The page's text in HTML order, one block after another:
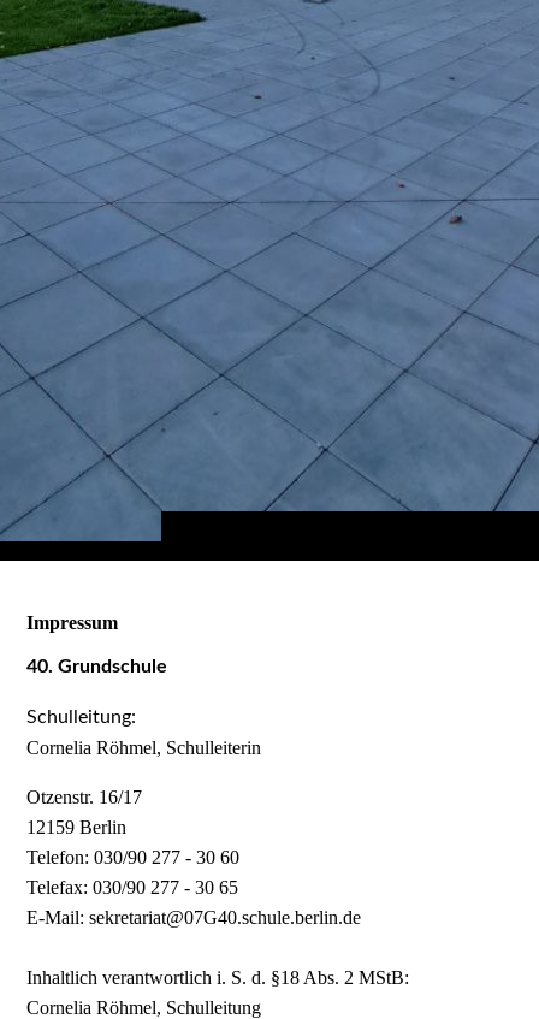
Impressum
40. Grundschule
Schulleitung:
Cornelia Röhmel, Schulleiterin
Otzenstr. 16/17
12159 Berlin
Telefon: 030/90 277 - 30 60
Telefax: 030/90 277 - 30 65
E-Mail: sekretariat@07G40.schule.berlin.de
Inhaltlich verantwortlich i. S. d. §18 Abs. 2 MStB:
Cornelia Röhmel, Schulleitung